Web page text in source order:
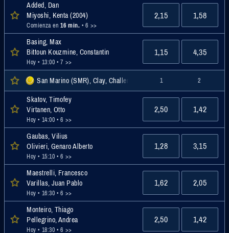
Added, Dan
Miyoshi, Kenta (2004)
Comienza en 16 min. • 6 >>
2,15 1,58
Basing, Max
Bittoun Kouzmine, Constantin
Hoy • 13:00 • 7 >>
1,15 4,35
San Marino (SMR), Clay, Challenger 1 2
Skatov, Timofey
Virtanen, Otto
Hoy • 14:00 • 6 >>
2,50 1,42
Gaubas, Vilius
Olivieri, Genaro Alberto
Hoy • 15:10 • 6 >>
1,28 3,15
Maestrelli, Francesco
Varillas, Juan Pablo
Hoy • 16:30 • 6 >>
1,62 2,05
Monteiro, Thiago
Pellegrino, Andrea
Hoy • 18:30 • 6 >>
2,50 1,42